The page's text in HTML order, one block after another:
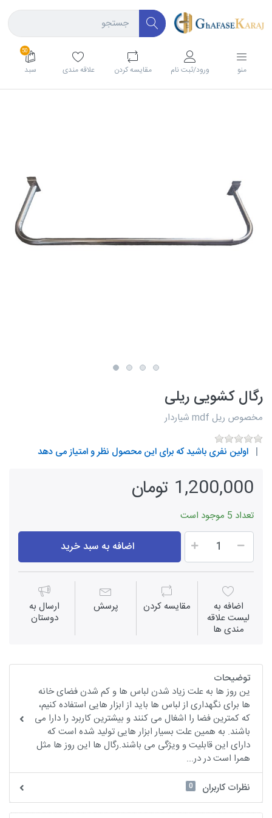
منو ورود/ثبت نام مقايسه كردن علاقه مندی
50
سبد
رگال کشویی ریلی
مخصوص ریل mdf شیاردار
اولین نفری باشید که برای این محصول نظر و امتیاز می دهد
1,200,000 تومان
تعداد 5 موجود است
اضافه به سبد خرید
اضافه به
لیست علاقه
مندی ها
مقايسه كردن پرسش ارسال به
دوستان
توضیحات
ین روز ها به علت زیاد شدن لباس ها و کم شدن فضای خانه
ها برای نگهداری از لباس ها باید از ابزار هایی استفاده کنیم،
که کمترین فضا را اشغال می کنند و بیشترین کاربرد را دارا می
باشند. به همین علت بسیار ابزار هایی تولید شده است که
دارای این قابلیت و ویژگی می باشند.رگال ها این روز ها مثل
همرا است در در...
نظرات کاربران
0